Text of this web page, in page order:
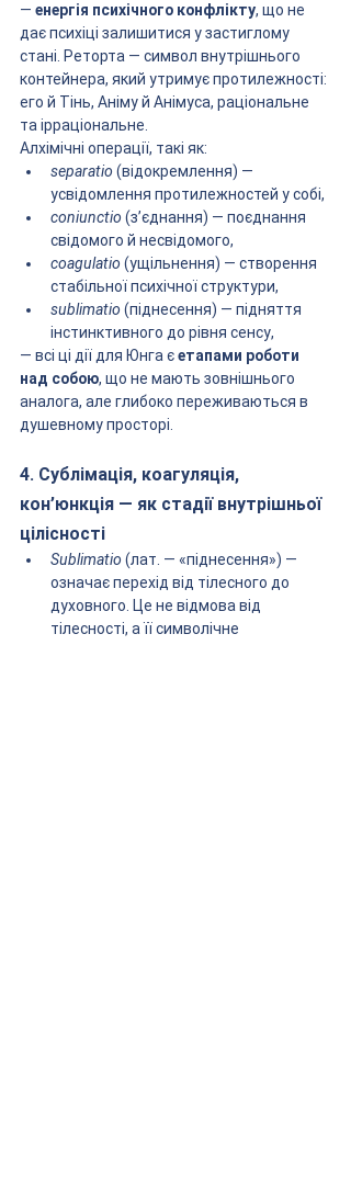
— енергія психічного конфлікту, що не
дає психіці залишитися у застиглому
стані. Реторта — символ внутрішнього
контейнера, який утримує протилежності:
его й Тінь, Аніму й Анімуса, раціональне
та ірраціональне.
Алхімічні операції, такі як:
separatio (відокремлення) —
усвідомлення протилежностей у собі,
coniunctio (з’єднання) — поєднання
свідомого й несвідомого,
coagulatio (ущільнення) — створення
стабільної психічної структури,
sublimatio (піднесення) — підняття
інстинктивного до рівня сенсу,
— всі ці дії для Юнга є етапами роботи
над собою, що не мають зовнішнього
аналога, але глибоко переживаються в
душевному просторі.
4. Сублімація, коагуляція,
кон’юнкція — як стадії внутрішньої
цілісності
Sublimatio (лат. — «піднесення») —
означає перехід від тілесного до
духовного. Це не відмова від
тілесності, а її символічне